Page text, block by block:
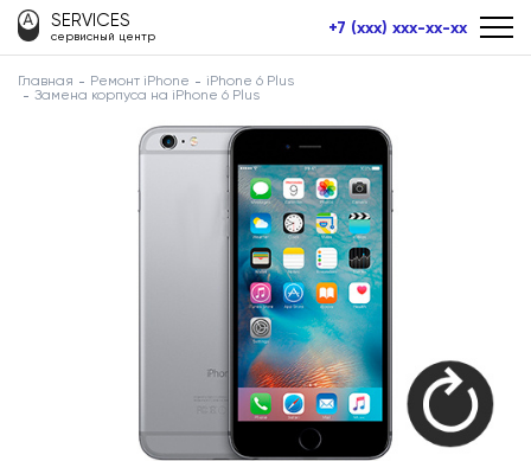
SERVICES
сервисный центр +7 (xxx) xxx-xx-xx
Главная Ремонт iPhone
iPhone 6 Plus
Замена корпуса на iPhone 6 Plus